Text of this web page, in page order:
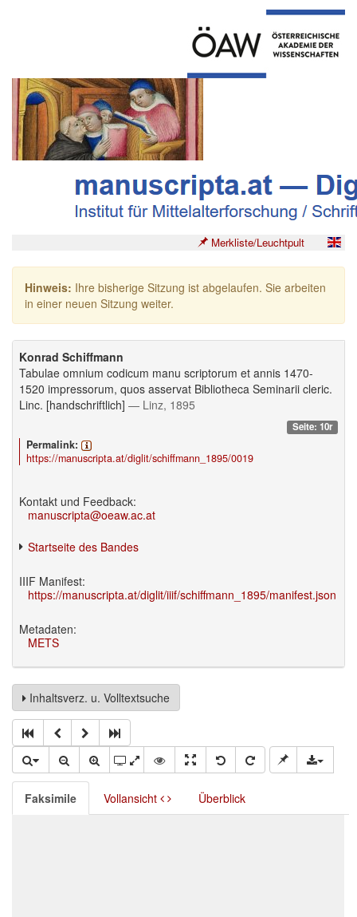
Merkliste/Leuchtpult
Hinweis: Ihre bisherige Sitzung ist abgelaufen. Sie arbeiten
in einer neuen Sitzung weiter.
Konrad Schiffmann
Tabulae omnium codicum manu scriptorum et annis 1470-
1520 impressorum, quos asservat Bibliotheca Seminarii cleric.
Linc. [handschriftlich] — Linz, 1895
Seite: 10r
Permalink:
https://manuscripta.at/diglit/schiffmann_1895/0019
Kontakt und Feedback:
manuscripta@oeaw.ac.at
Startseite des Bandes
IIIF Manifest:
https://manuscripta.at/diglit/iiif/schiffmann_1895/manifest.json
Metadaten:
METS
Inhaltsverz. u. Volltextsuche
Faksimile Vollansicht Überblick